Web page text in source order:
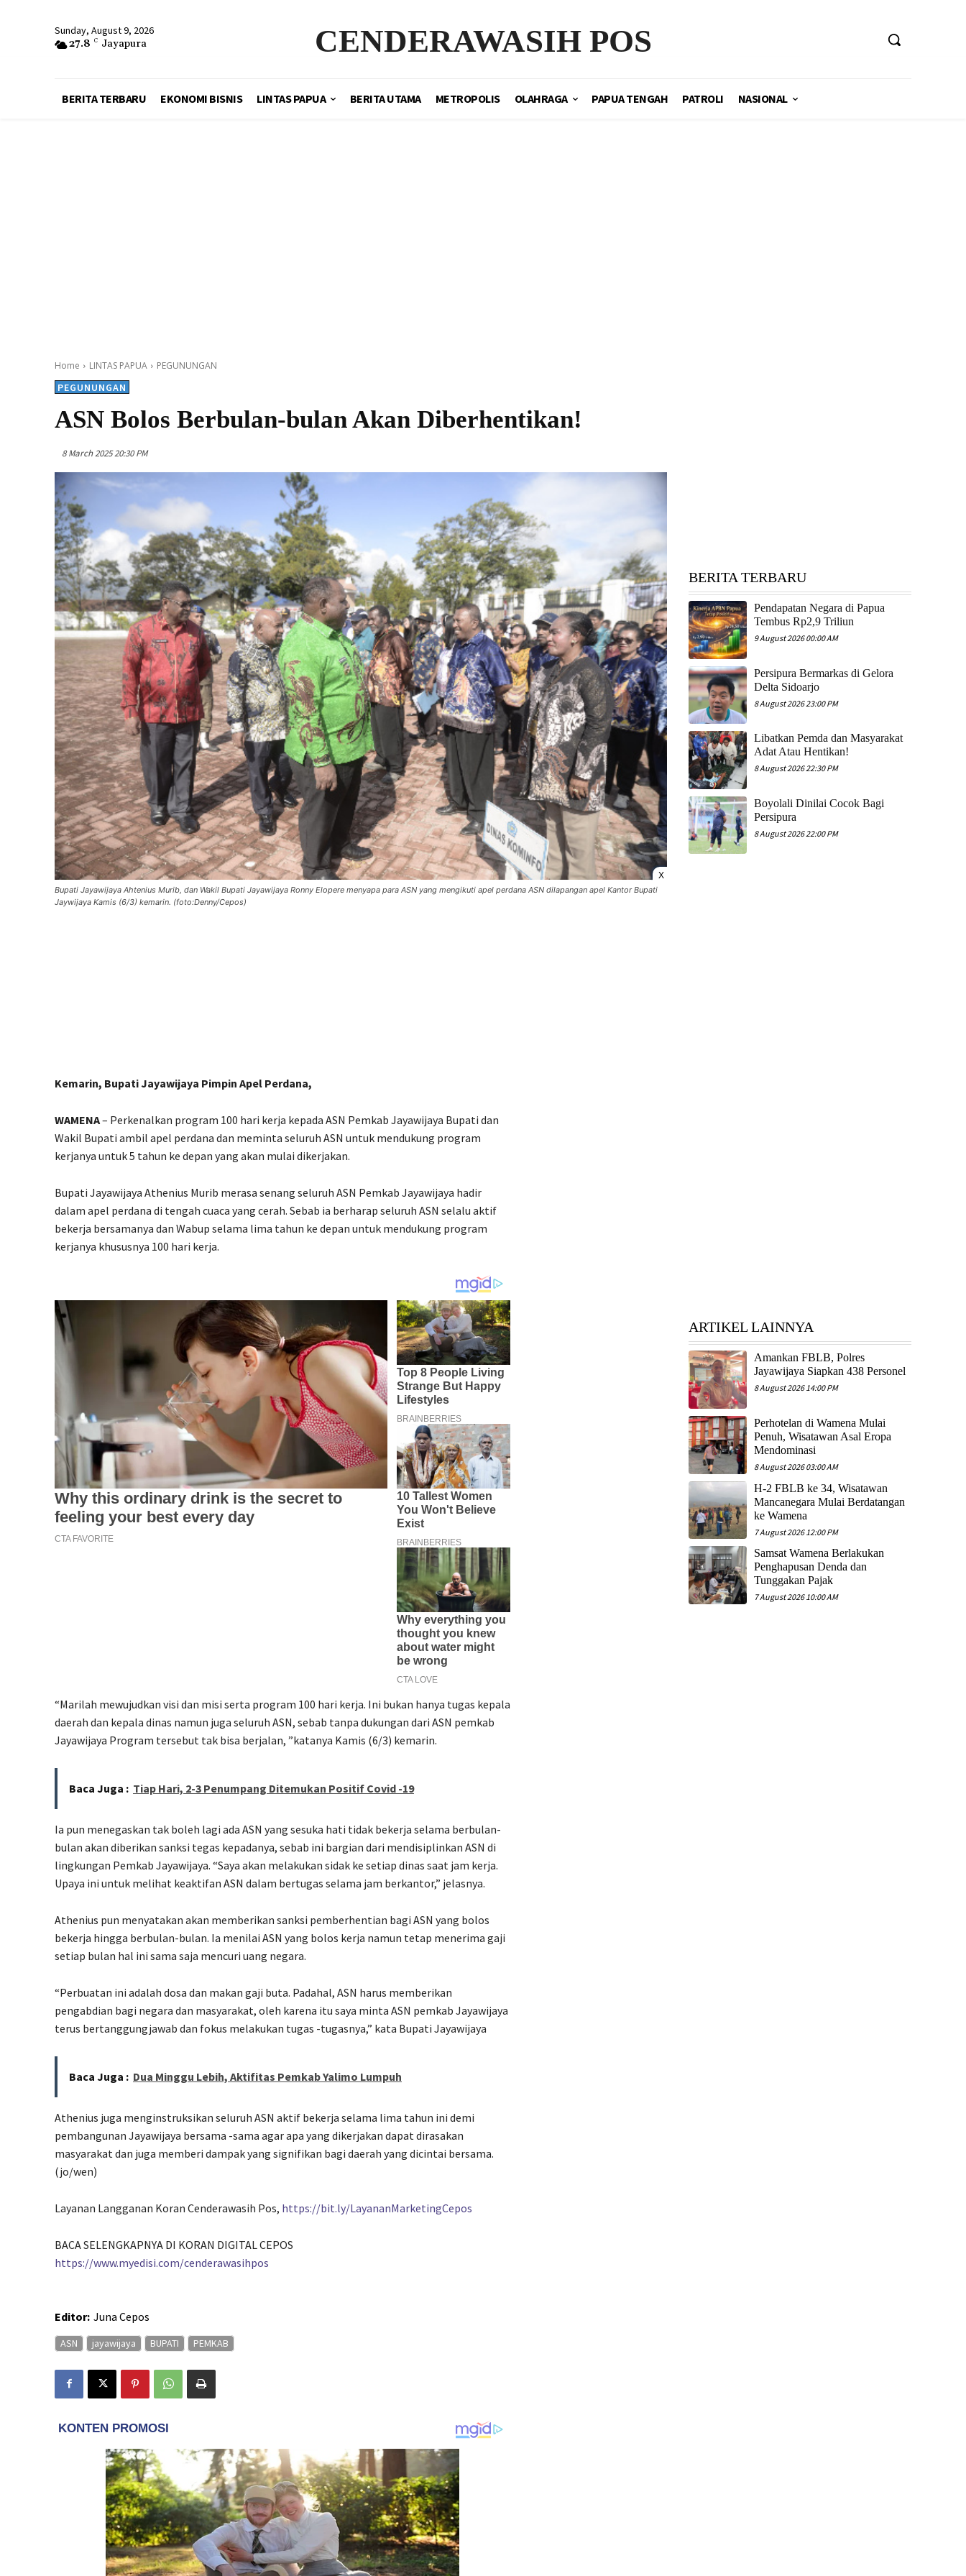
Sunday, August 9, 2026
27.8 C Jayapura CENDERAWASIH POS
BERITA TERBARU EKONOMI BISNIS LINTAS PAPUA BERITA UTAMA METROPOLIS OLAHRAGA PAPUA TENGAH PATROLI NASIONAL
Home LINTAS PAPUA PEGUNUNGAN
PEGUNUNGAN
ASN Bolos Berbulan-bulan Akan Diberhentikan!
8 March 2025 20:30 PM
X
Bupati Jayawijaya Ahtenius Murib, dan Wakil Bupati Jayawijaya Ronny Elopere menyapa para ASN yang mengikuti apel perdana ASN dilapangan apel Kantor Bupati
Jaywijaya Kamis (6/3) kemarin. (foto:Denny/Cepos)
Kemarin, Bupati Jayawijaya Pimpin Apel Perdana,
WAMENA– Perkenalkan program 100 hari kerja kepada ASN Pemkab Jayawijaya Bupati dan
Wakil Bupati ambil apel perdana dan meminta seluruh ASN untuk mendukung program
kerjanya untuk 5 tahun ke depan yang akan mulai dikerjakan.
Bupati Jayawijaya Athenius Murib merasa senang seluruh ASN Pemkab Jayawijaya hadir
dalam apel perdana di tengah cuaca yang cerah. Sebab ia berharap seluruh ASN selalu aktif
bekerja bersamanya dan Wabup selama lima tahun ke depan untuk mendukung program
kerjanya khususnya 100 hari kerja.
“Marilah mewujudkan visi dan misi serta program 100 hari kerja. Ini bukan hanya tugas kepala
daerah dan kepala dinas namun juga seluruh ASN, sebab tanpa dukungan dari ASN pemkab
Jayawijaya Program tersebut tak bisa berjalan, ”katanya Kamis (6/3) kemarin.
Baca Juga : Tiap Hari, 2-3 Penumpang Ditemukan Positif Covid -19
Ia pun menegaskan tak boleh lagi ada ASN yang sesuka hati tidak bekerja selama berbulan-
bulan akan diberikan sanksi tegas kepadanya, sebab ini bargian dari mendisiplinkan ASN di
lingkungan Pemkab Jayawijaya. “Saya akan melakukan sidak ke setiap dinas saat jam kerja.
Upaya ini untuk melihat keaktifan ASN dalam bertugas selama jam berkantor,” jelasnya.
Athenius pun menyatakan akan memberikan sanksi pemberhentian bagi ASN yang bolos
bekerja hingga berbulan-bulan. Ia menilai ASN yang bolos kerja namun tetap menerima gaji
setiap bulan hal ini sama saja mencuri uang negara.
“Perbuatan ini adalah dosa dan makan gaji buta. Padahal, ASN harus memberikan
pengabdian bagi negara dan masyarakat, oleh karena itu saya minta ASN pemkab Jayawijaya
terus bertanggungjawab dan fokus melakukan tugas -tugasnya,” kata Bupati Jayawijaya
Baca Juga : Dua Minggu Lebih, Aktifitas Pemkab Yalimo Lumpuh
Athenius juga menginstruksikan seluruh ASN aktif bekerja selama lima tahun ini demi
pembangunan Jayawijaya bersama -sama agar apa yang dikerjakan dapat dirasakan
masyarakat dan juga memberi dampak yang signifikan bagi daerah yang dicintai bersama.
(jo/wen)
Layanan Langganan Koran Cenderawasih Pos, https://bit.ly/LayananMarketingCepos
BACA SELENGKAPNYA DI KORAN DIGITAL CEPOS
https://www.myedisi.com/cenderawasihpos
Editor: Juna Cepos
ASN jayawijaya BUPATI PEMKAB
BERITA TERBARU
Pendapatan Negara di Papua
Tembus Rp2,9 Triliun
9 August 2026 00:00 AM
Persipura Bermarkas di Gelora
Delta Sidoarjo
8 August 2026 23:00 PM
Libatkan Pemda dan Masyarakat
Adat Atau Hentikan!
8 August 2026 22:30 PM
Boyolali Dinilai Cocok Bagi
Persipura
8 August 2026 22:00 PM
ARTIKEL LAINNYA
Amankan FBLB, Polres
Jayawijaya Siapkan 438 Personel
8 August 2026 14:00 PM
Perhotelan di Wamena Mulai
Penuh, Wisatawan Asal Eropa
Mendominasi
8 August 2026 03:00 AM
H-2 FBLB ke 34, Wisatawan
Mancanegara Mulai Berdatangan
ke Wamena
7 August 2026 12:00 PM
Samsat Wamena Berlakukan
Penghapusan Denda dan
Tunggakan Pajak
7 August 2026 10:00 AM